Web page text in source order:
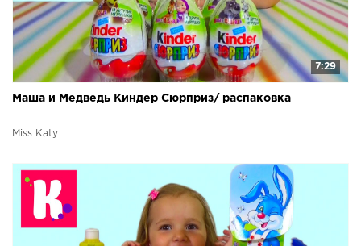
7:29
Маша и Медведь Киндер Сюрприз/ распаковка
Miss Katy